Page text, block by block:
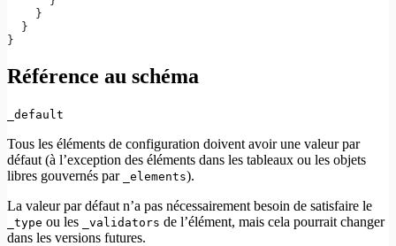
    }
  }
}
Référence au schéma
_default
Tous les éléments de configuration doivent avoir une valeur par
défaut (à l’exception des éléments dans les tableaux ou les objets
libres gouvernés par
_elements).
La valeur par défaut n’a pas nécessairement besoin de satisfaire le
_type ou les _validators de l’élément, mais cela pourrait changer
dans les versions futures.